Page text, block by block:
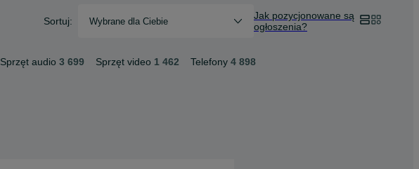
Sortuj: Wybrane dla Ciebie
Jak pozycjonowane są
ogłoszenia?
Sprzęt audio 3 699 Sprzęt video 1 462 Telefony 4 898